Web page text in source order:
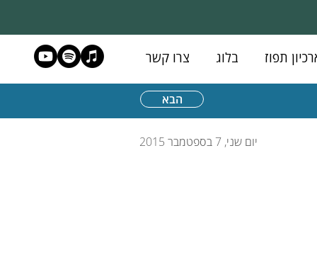
תפוז בלוג צרו קשר
הבא
יום שני, 7 בספטמבר 2015